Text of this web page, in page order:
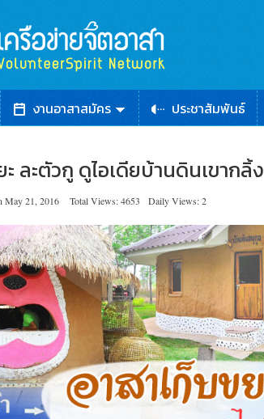
งานอาสาสมัคร ประชาสัมพันธ์
ะ ละตัวกู ดูไอเดียบ้านดินเขากลิ้ง
May 21, 2016 Total Views: 4653 Daily Views: 2